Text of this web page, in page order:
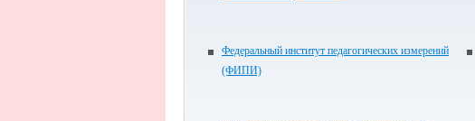
Федеральный институт педагогических измерений
(ФИПИ)